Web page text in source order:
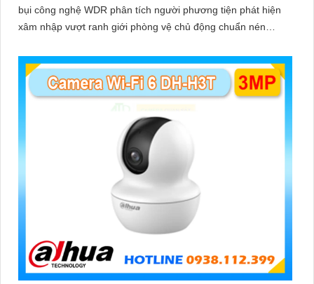
bụi công nghệ WDR phân tích người phương tiện phát hiện
xâm nhập vượt ranh giới phòng vệ chủ động chuẩn nén